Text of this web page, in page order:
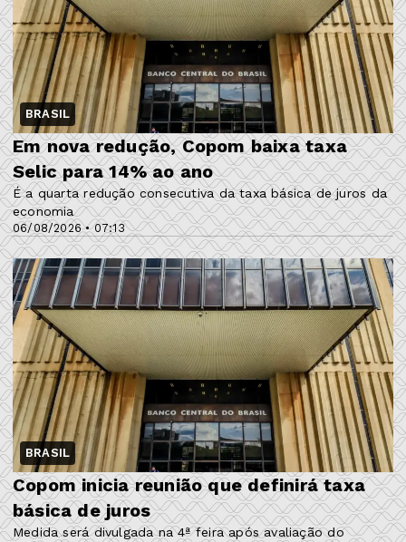
BRASIL
06/08/2026 • 07:13
Em nova redução, Copom baixa taxa
Selic para 14% ao ano
É a quarta redução consecutiva da taxa básica de juros da
economia
BRASIL
Copom inicia reunião que definirá taxa
básica de juros
Medida será divulgada na 4ª feira após avaliação do